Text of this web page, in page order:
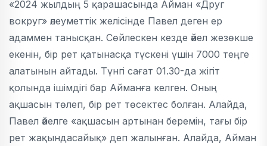
«2024 жылдың 5 қарашасында Айман «Друг
вокруг» әлеуметтік желісінде Павел деген ер
адаммен танысқан. Сөйлескен кезде әйел жезөкше
екенін, бір рет қатынасқа түскені үшін 7000 теңге
алатынын айтады. Түнгі сағат 01.30-да жігіт
қолында ішімдігі бар Айманға келген. Оның
ақшасын төлеп, бір рет төсектес болған. Алайда,
Павел әйелге «ақшасын артынан беремін, тағы бір
рет жақындасайық» деп жалынған. Алайда, Айман